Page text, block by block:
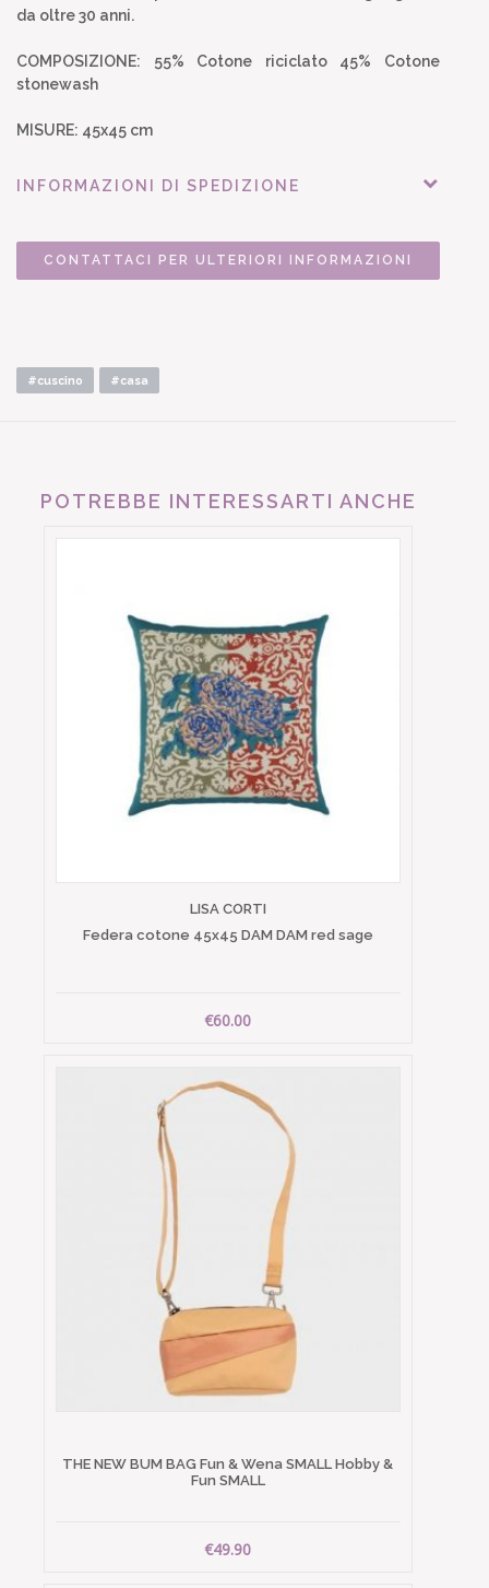
da oltre 30 anni.
COMPOSIZIONE: 55% Cotone riciclato 45% Cotone
stonewash
MISURE: 45x45 cm
INFORMAZIONI DI SPEDIZIONE
CONTATTACI PER ULTERIORI INFORMAZIONI
#cuscino #casa
POTREBBE INTERESSARTI ANCHE
LISA CORTI
Federa cotone 45x45 DAM DAM red sage
€60.00
THE NEW BUM BAG Fun & Wena SMALL Hobby &
Fun SMALL
€49.90